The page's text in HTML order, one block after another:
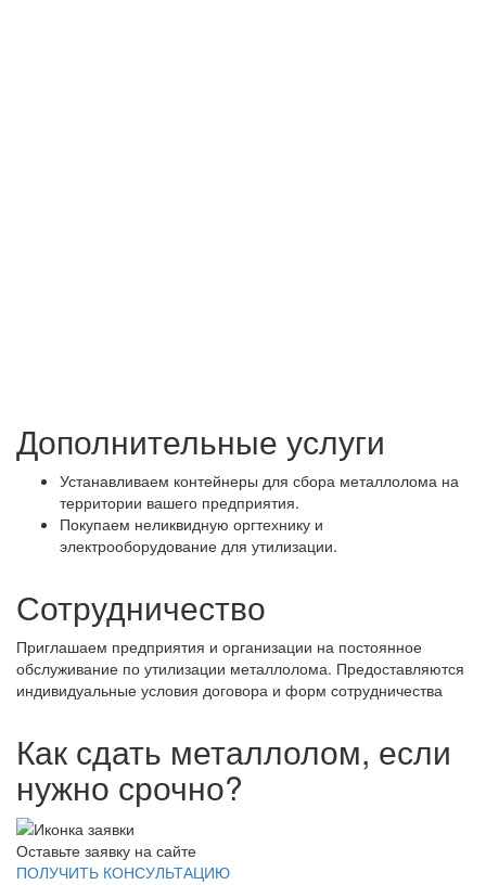
Дополнительные услуги
Устанавливаем контейнеры для сбора металлолома на
территории вашего предприятия.
Покупаем неликвидную оргтехнику и
электрооборудование для утилизации.
Сотрудничество
Приглашаем предприятия и организации на постоянное
обслуживание по утилизации металлолома. Предоставляются
индивидуальные условия договора и форм сотрудничества
Как сдать металлолом, если
нужно срочно?
Оставьте заявку на сайте
ПОЛУЧИТЬ КОНСУЛЬТАЦИЮ